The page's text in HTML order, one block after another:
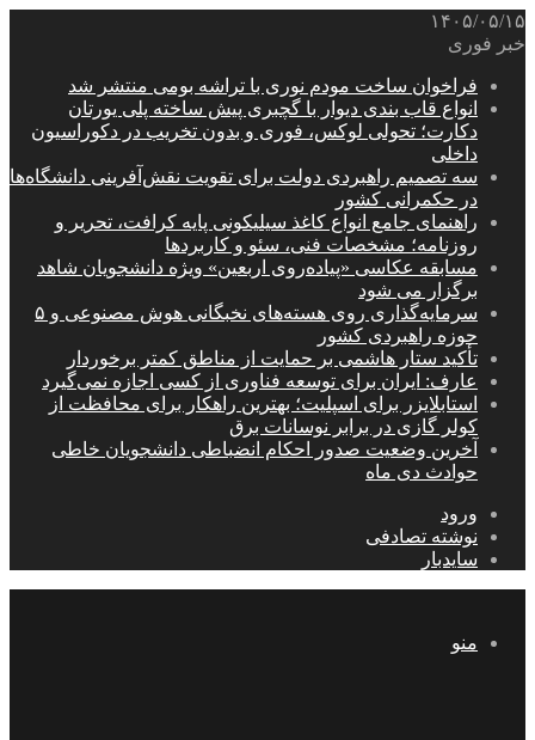
۱۴۰۵/۰۵/۱۵
خبر فوری
فراخوان ساخت مودم نوری با تراشه بومی منتشر شد
انواع قاب بندی دیوار با گچبری پیش ساخته پلی یورتان
دکارت؛ تحولی لوکس، فوری و بدون تخریب در دکوراسیون
داخلی
سه تصمیم راهبردی دولت برای تقویت نقش‌آفرینی دانشگاه‌ها
در حکمرانی کشور
راهنمای جامع انواع کاغذ سیلیکونی پایه کرافت، تحریر و
روزنامه؛ مشخصات فنی، سئو و کاربردها
مسابقه عکاسی «پیاده‌روی اربعین» ویژه دانشجویان شاهد
برگزار می شود
سرمایه‌گذاری روی هسته‌های نخبگانی هوش مصنوعی و ۵
حوزه راهبردی کشور
تأکید ستار هاشمی بر حمایت از مناطق کمتر برخوردار
عارف: ایران برای توسعه فناوری از کسی اجازه نمی‌گیرد
استابلایزر برای اسپلیت؛ بهترین راهکار برای محافظت از
کولر گازی در برابر نوسانات برق
آخرین وضعیت صدور احکام انضباطی دانشجویان خاطی
حوادث دی ماه
ورود
نوشته تصادفی
سایدبار
منو